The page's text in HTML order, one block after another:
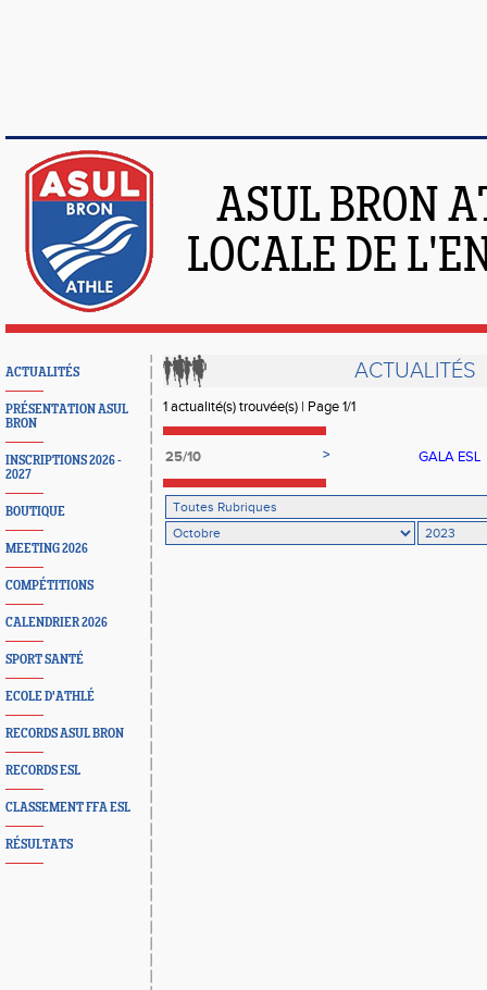
ASUL BRON
LOCALE DE
ACTUALITÉS
PRÉSENTATION ASUL
BRON
INSCRIPTIONS 2026 -
2027
BOUTIQUE
MEETING 2026
COMPÉTITIONS
CALENDRIER 2026
SPORT SANTÉ
ECOLE D'ATHLÉ
RECORDS ASUL BRON
RECORDS ESL
CLASSEMENT FFA ESL
RÉSULTATS
ACTUALITÉS
1 actualité(s) trouvée(s) | Page 1/1
25/10 > GALA ESL